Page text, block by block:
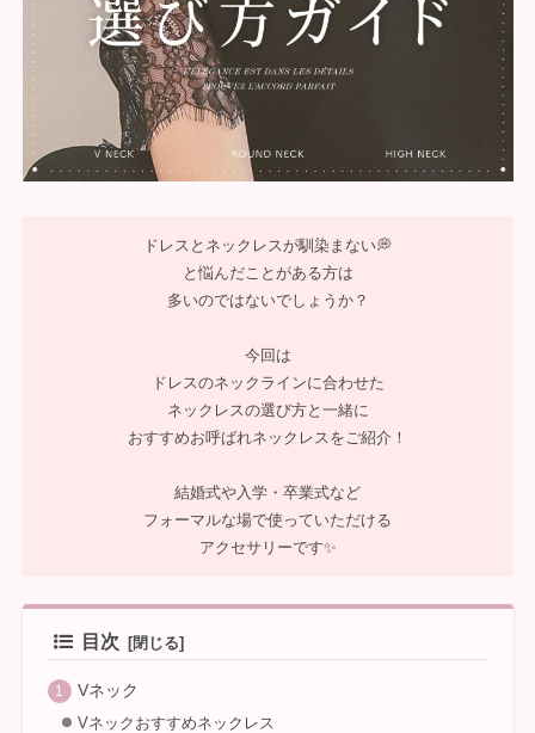
ドレスとネックレスが馴染まない💭
と悩んだことがある方は
多いのではないでしょうか？
今回は
ドレスのネックラインに合わせた
ネックレスの選び方と一緒に
おすすめお呼ばれネックレスをご紹介！
結婚式や入学・卒業式など
フォーマルな場で使っていただける
アクセサリーです✨
目次
Vネック
Vネックおすすめネックレス